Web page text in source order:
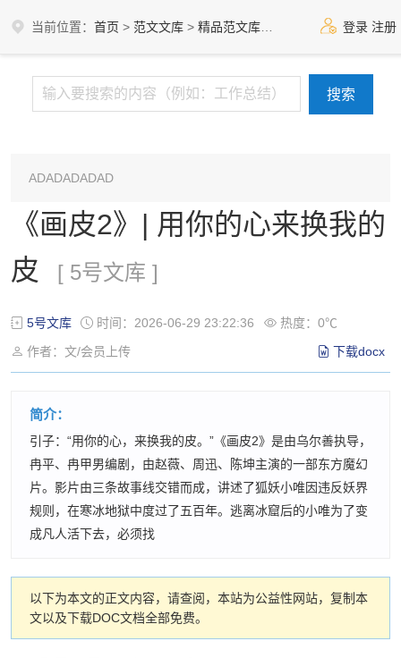
当前位置： 首页 > 范文文库 > 精品范文库 登录 注册
ADADADADAD
《画皮2》| 用你的心来换我的
皮
[ 5号文库 ]
5号文库 时间：2026-06-29 23:22:36
热度：0℃
作者：文/会员上传
下载docx
简介：
引子：“用你的心，来换我的皮。”《画皮2》是由乌尔善执导，
冉平、冉甲男编剧，由赵薇、周迅、陈坤主演的一部东方魔幻
片。影片由三条故事线交错而成，讲述了狐妖小唯因违反妖界
规则，在寒冰地狱中度过了五百年。逃离冰窟后的小唯为了变
成凡人活下去，必须找
以下为本文的正文内容，请查阅，本站为公益性网站，复制本
文以及下载DOC文档全部免费。